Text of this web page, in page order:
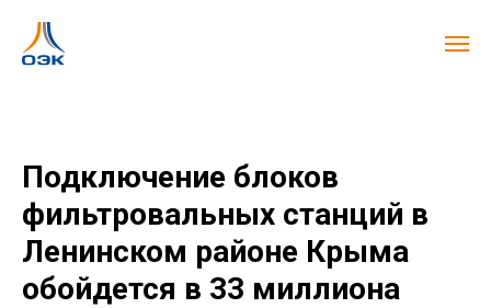
Подключение блоков
фильтровальных станций в
Ленинском районе Крыма
обойдется в 33 миллиона